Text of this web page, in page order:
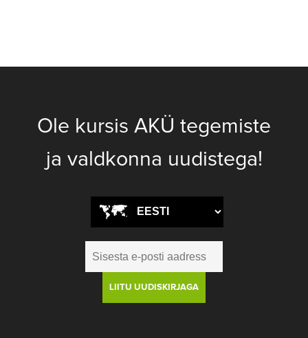
Ole kursis AKÜ tegemiste
ja valdkonna uudistega!